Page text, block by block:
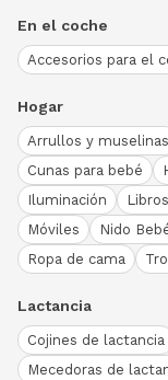
En el coche
Accesorios para el
Hogar
Arrullos y muselinas
Cunas para bebé
Iluminación
Móviles
Nido
Ropa de cama
Lactancia
Cojines de lactancia
Mecedoras de